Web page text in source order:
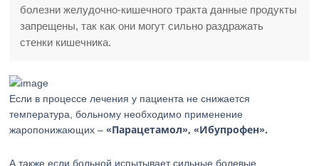
болезни желудочно-кишечного тракта данные продукты
запрещены, так как они могут сильно раздражать
стенки кишечника.
Если в процессе лечения у пациента не снижается
температура, больному необходимо применение
жаропонижающих –«Парацетамол», «Ибупрофен».
А также если больной испытывает сильные болевые